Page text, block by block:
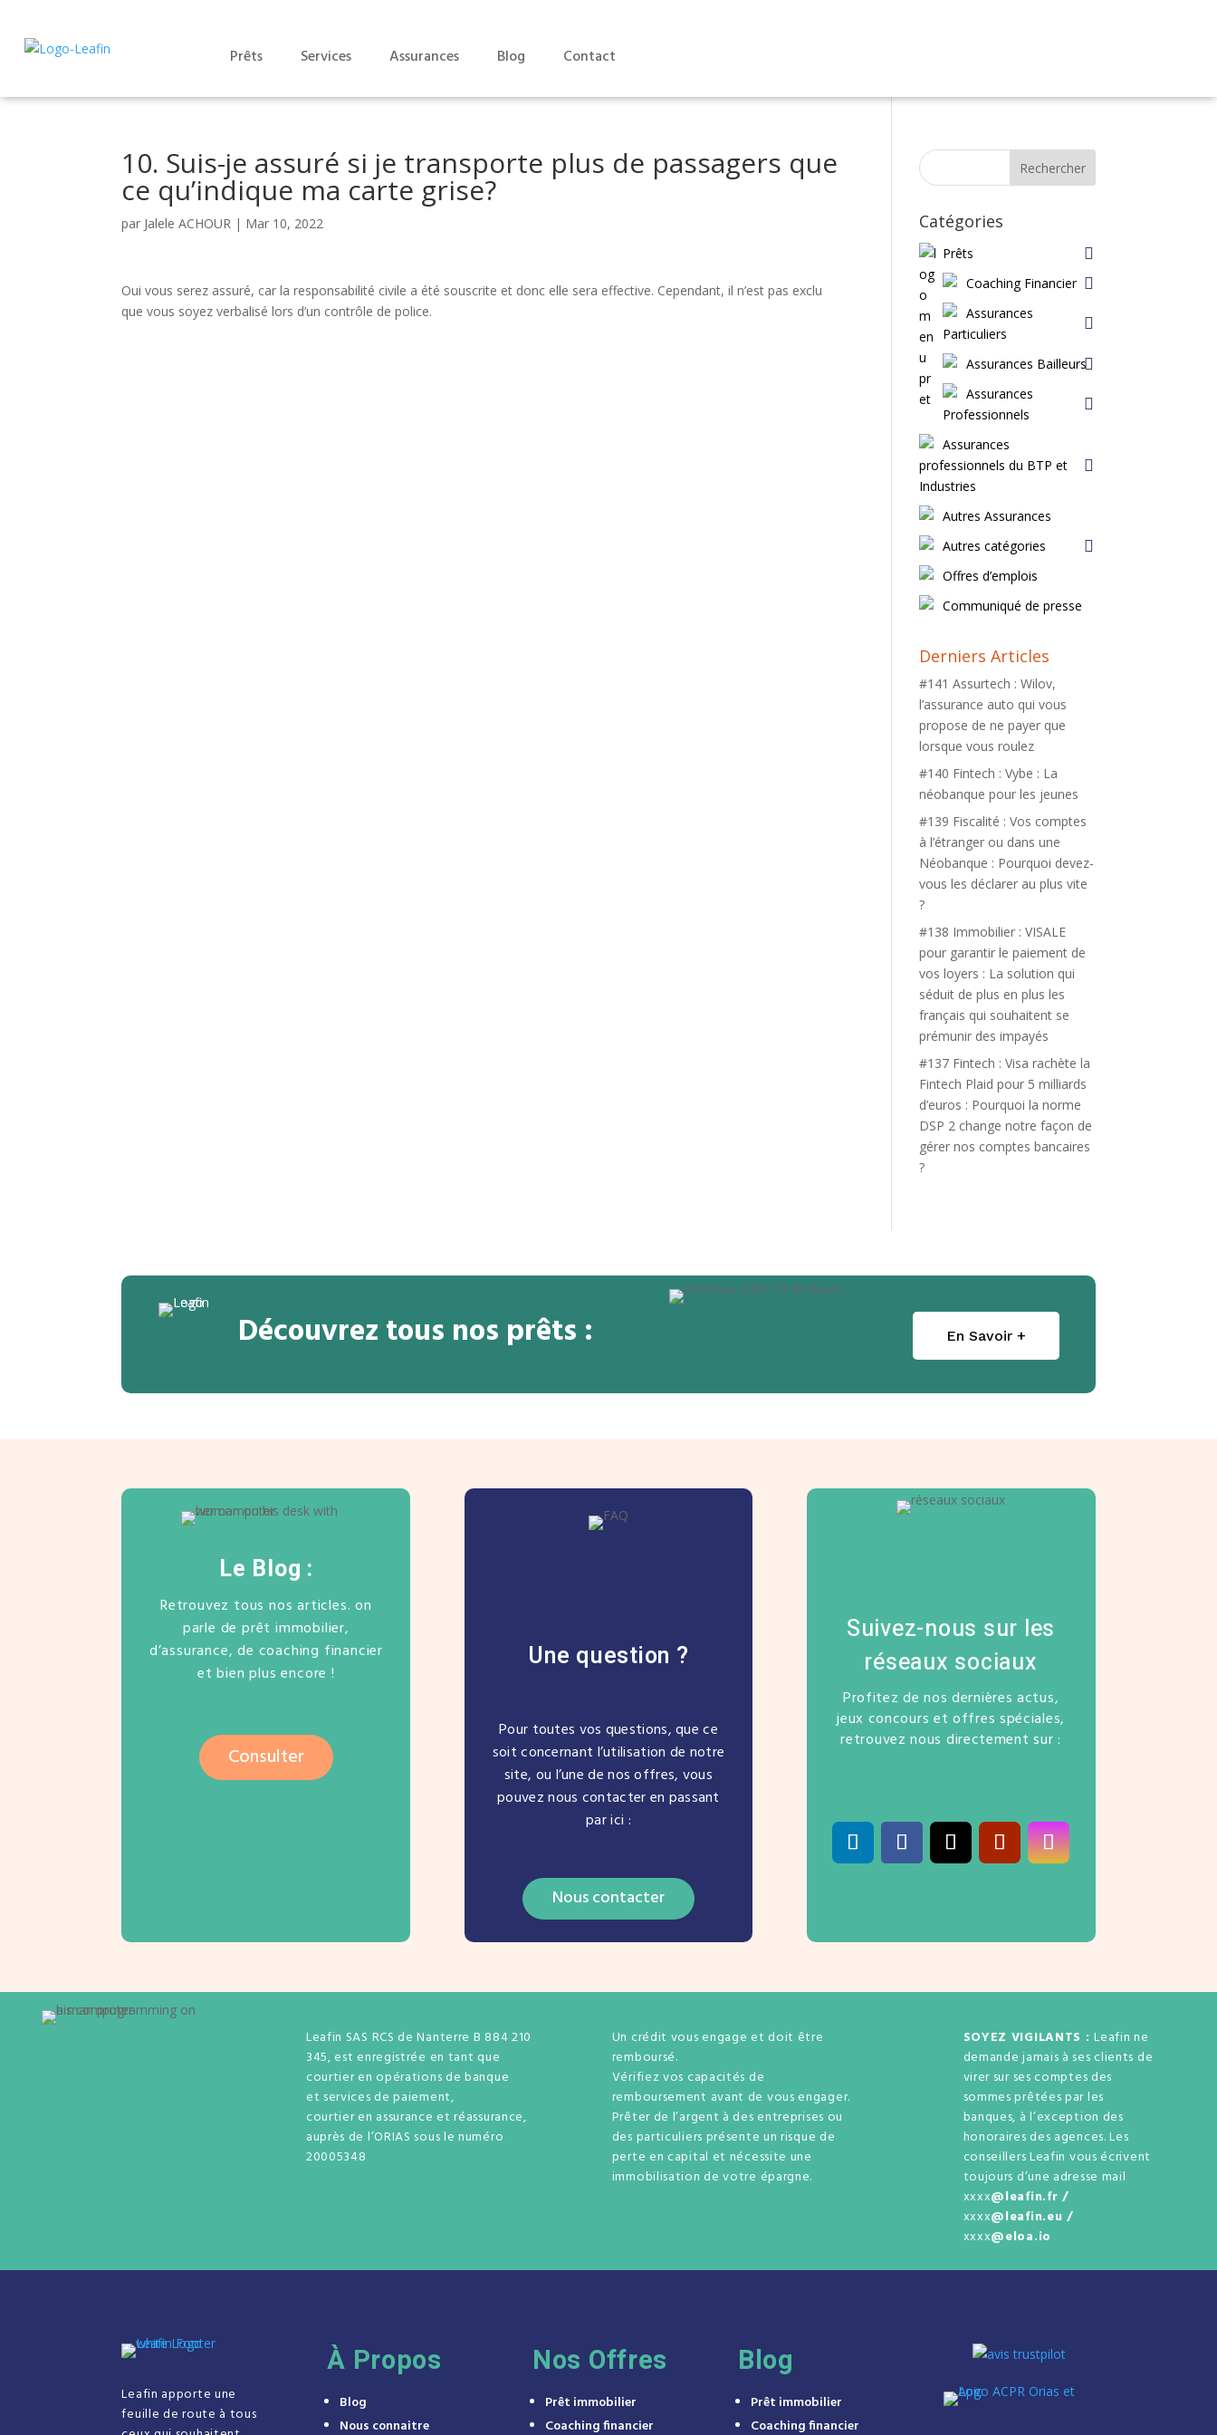
Prêts Services Assurances Blog Contact
10. Suis-je assuré si je transporte plus de passagers que
ce qu’indique ma carte grise?
par Jalele ACHOUR | Mar 10, 2022
Oui vous serez assuré, car la responsabilité civile a été souscrite et donc elle sera effective. Cependant, il n’est pas exclu
que vous soyez verbalisé lors d’un contrôle de police.
Rechercher
Catégories
Prêts
Coaching Financier
Assurances
Particuliers
Assurances Bailleurs
Assurances
Professionnels
Assurances
professionnels du BTP et
Industries
Autres Assurances
Autres catégories
Offres d’emplois
Communiqué de presse
Derniers Articles
#141 Assurtech : Wilov,
l’assurance auto qui vous
propose de ne payer que
lorsque vous roulez
#140 Fintech : Vybe : La
néobanque pour les jeunes
#139 Fiscalité : Vos comptes
à l’étranger ou dans une
Néobanque : Pourquoi devez-
vous les déclarer au plus vite
?
#138 Immobilier : VISALE
pour garantir le paiement de
vos loyers : La solution qui
séduit de plus en plus les
français qui souhaitent se
prémunir des impayés
#137 Fintech : Visa rachète la
Fintech Plaid pour 5 milliards
d’euros : Pourquoi la norme
DSP 2 change notre façon de
gérer nos comptes bancaires
?
Découvrez tous nos prêts : En Savoir +
Le Blog :
Retrouvez tous nos articles. on
parle de prêt immobilier,
d’assurance, de coaching financier
et bien plus encore !
Consulter
Une question ?
Pour toutes vos questions, que ce
soit concernant l’utilisation de notre
site, ou l’une de nos offres, vous
pouvez nous contacter en passant
par ici :
Nous contacter
Suivez-nous sur les
réseaux sociaux
Profitez de nos dernières actus,
jeux concours et offres spéciales,
retrouvez nous directement sur :
Leafin SAS RCS de Nanterre B 884 210
345, est enregistrée en tant que
courtier en opérations de banque
et services de paiement,
courtier en assurance et réassurance,
auprès de l’ORIAS sous le numéro
20005348
Un crédit vous engage et doit être
remboursé.
Vérifiez vos capacités de
remboursement avant de vous engager.
Prêter de l’argent à des entreprises ou
des particuliers présente un risque de
perte en capital et nécessite une
immobilisation de votre épargne.
SOYEZ VIGILANTS :Leafin ne
demande jamais à ses clients de
virer sur ses comptes des
sommes prêtées par les
banques, à l’exception des
honoraires des agences. Les
conseillers Leafin vous écrivent
toujours d’une adresse mail
xxxx@leafin.fr /
xxxx@leafin.eu /
xxxx@eloa.io
Leafin apporte une
feuille de route à tous
À Propos
Blog
Nous connaitre
Nos Offres
Prêt immobilier
Coaching financier
Blog
Prêt immobilier
Coaching financier